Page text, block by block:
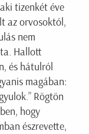
tizenkét éve
az orvosoktól,
nem
Hallott
és hátulról
magában:
Rögtön
hogy
észrevette,